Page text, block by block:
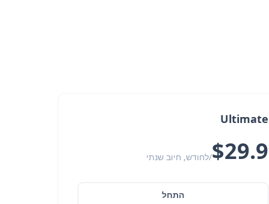
Ultimate
$29.9/לחודש, חיוב שנתי
התחל